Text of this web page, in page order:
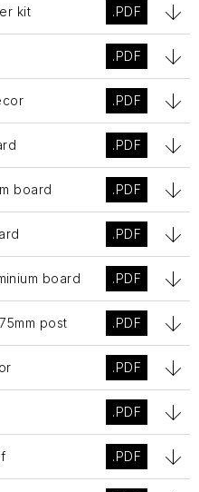
kit .PDF
.PDF
.PDF
.PDF
board .PDF
.PDF
board .PDF
post .PDF
.PDF
.PDF
.PDF